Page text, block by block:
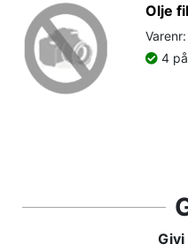
Olje
4